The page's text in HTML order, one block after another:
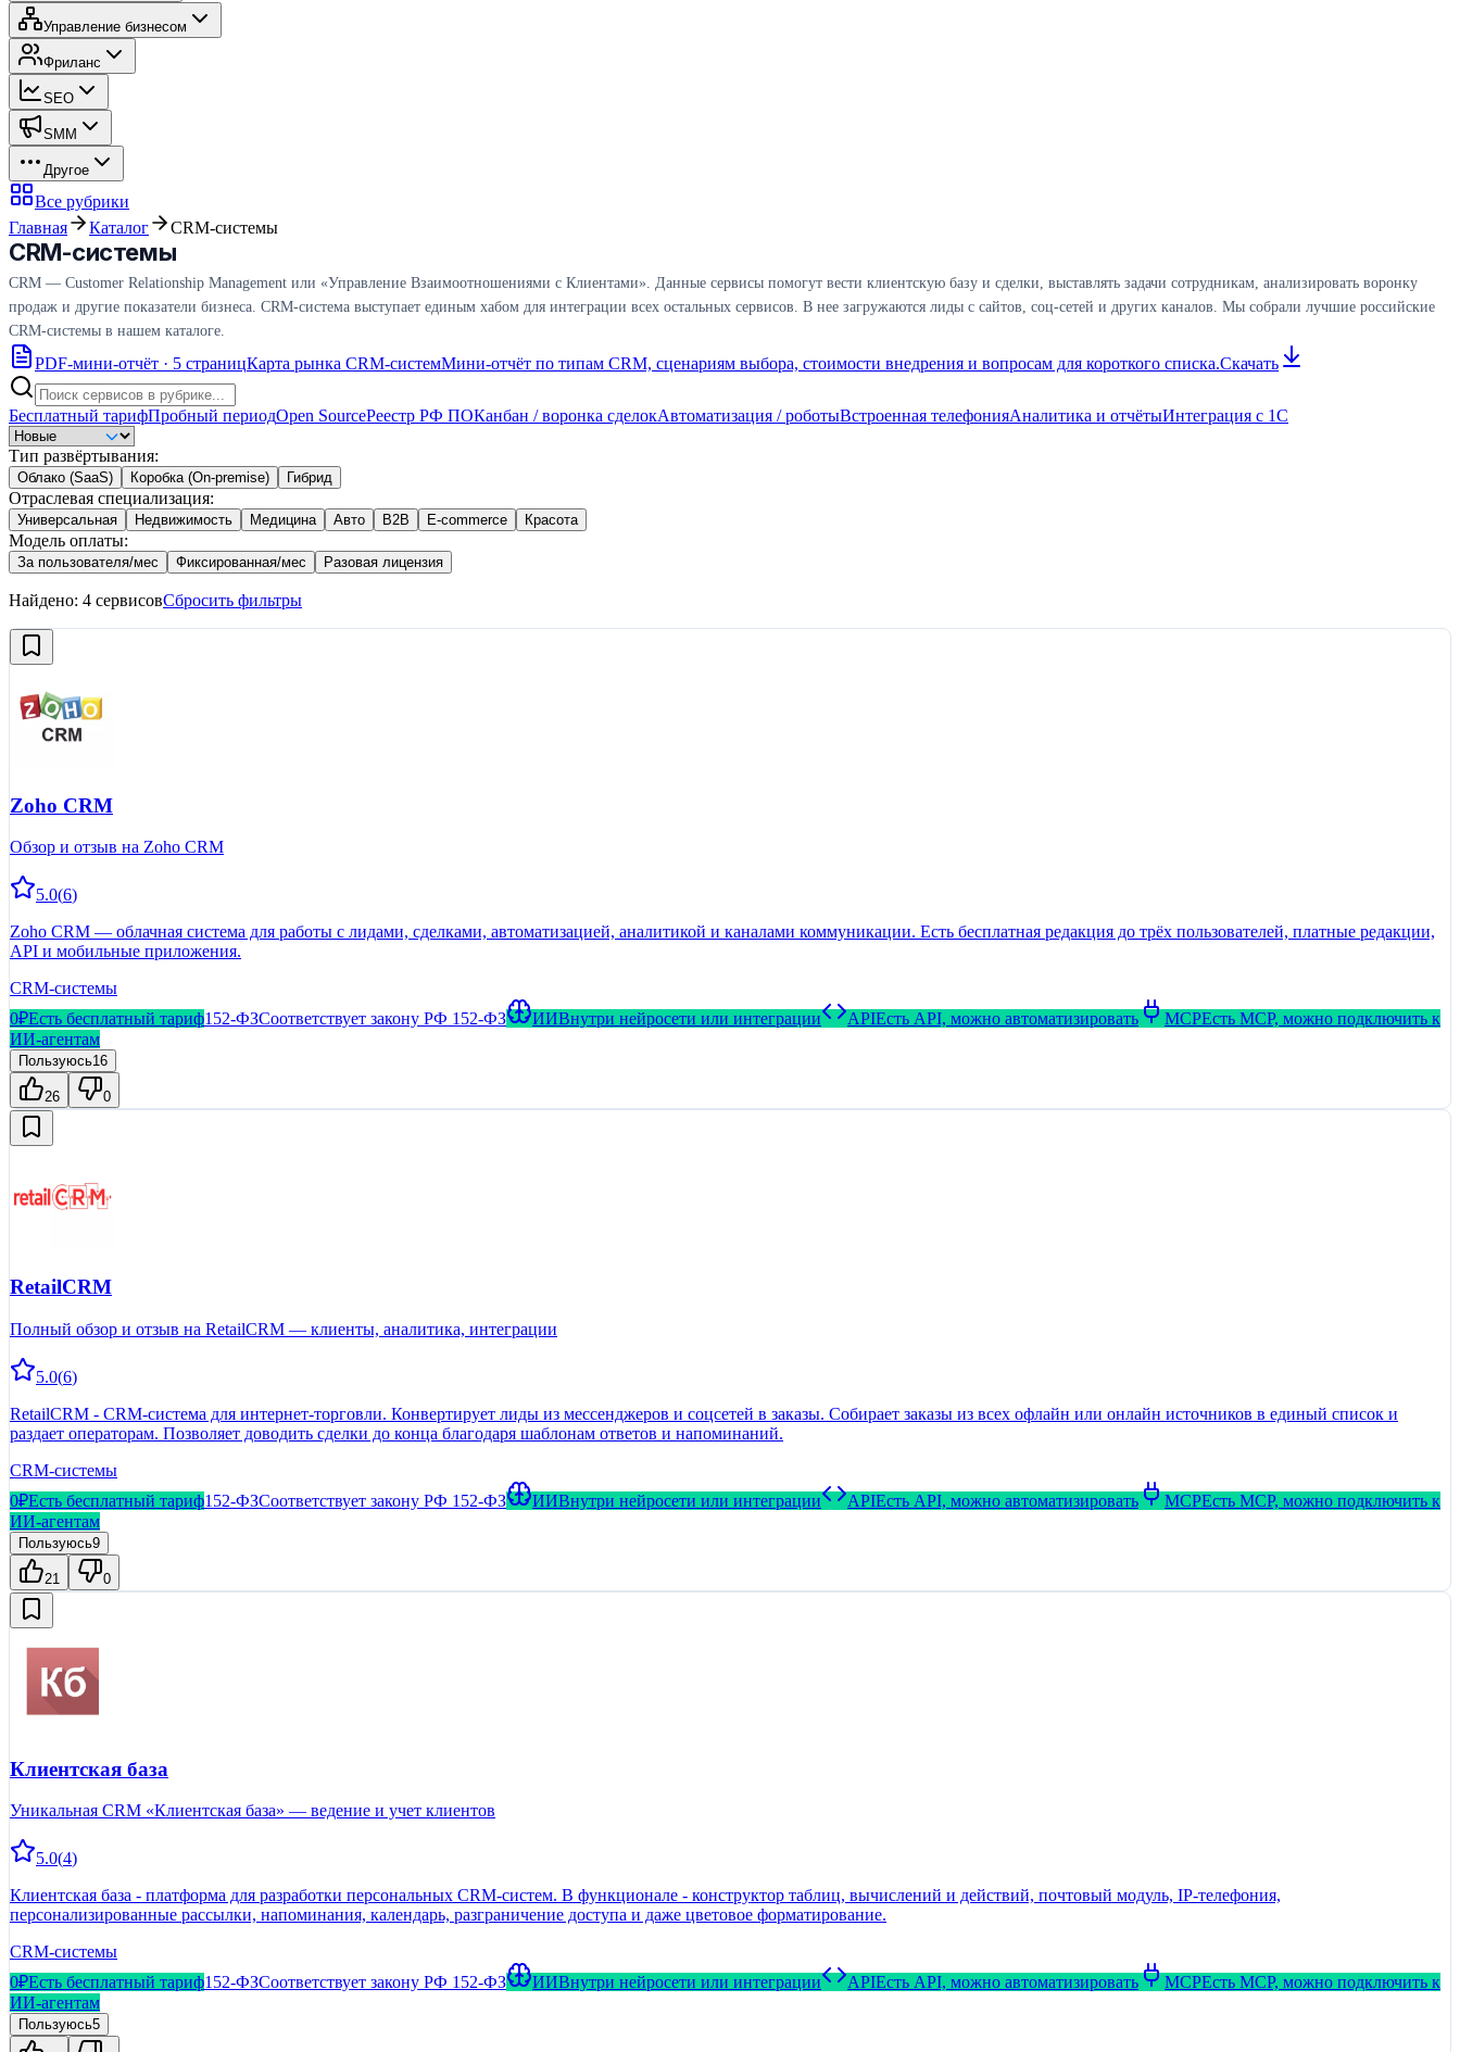
Управление бизнесом
Фриланс
SEO
SMM
Другое
Все рубрики
Главная
Каталог CRM-системы
CRM-системы
CRM — Customer Relationship Management или «Управление Взаимоотношениями с Клиентами». Данные сервисы помогут вести клиентскую базу и сделки, выставлять задачи сотрудникам, анализировать воронку
продаж и другие показатели бизнеса. CRM-система выступает единым хабом для интеграции всех остальных сервисов. В нее загружаются лиды с сайтов, соц-сетей и других каналов. Мы собрали лучшие российские
CRM-системы в нашем каталоге.
PDF-мини-отчёт · 5 страницКарта рынка CRM-системМини-отчёт по типам CRM, сценариям выбора, стоимости внедрения и вопросам для короткого списка.Скачать
Бесплатный тарифПробный периодOpen SourceРеестр РФ ПОКанбан / воронка сделокАвтоматизация / роботыВстроенная телефонияАналитика и отчётыИнтеграция с 1С
Тип развёртывания:
Облако (SaaS) Коробка (On-premise) Гибрид
Отраслевая специализация:
Универсальная Недвижимость Медицина Авто B2B E-commerce Красота
Модель оплаты:
За пользователя/мес Фиксированная/мес Разовая лицензия
Найдено: 4 сервисовСбросить фильтры
Zoho CRM
Обзор и отзыв на Zoho CRM
5.0(6)
Zoho CRM — облачная система для работы с лидами, сделками, автоматизацией, аналитикой и каналами коммуникации. Есть бесплатная редакция до трёх пользователей, платные редакции,
API и мобильные приложения.
CRM-системы
0₽Есть бесплатный тариф152-ФЗСоответствует закону РФ 152-ФЗ ИИВнутри нейросети или интеграции APIЕсть API, можно автоматизировать MCPЕсть MCP, можно подключить к
ИИ-агентам
Пользуюсь16
26 0
RetailCRM
Полный обзор и отзыв на RetailCRM — клиенты, аналитика, интеграции
5.0(6)
RetailCRM - CRM-система для интернет-торговли. Конвертирует лиды из мессенджеров и соцсетей в заказы. Собирает заказы из всех офлайн или онлайн источников в единый список и
раздает операторам. Позволяет доводить сделки до конца благодаря шаблонам ответов и напоминаний.
CRM-системы
0₽Есть бесплатный тариф152-ФЗСоответствует закону РФ 152-ФЗ ИИВнутри нейросети или интеграции APIЕсть API, можно автоматизировать MCPЕсть MCP, можно подключить к
ИИ-агентам
Пользуюсь9
21 0
Клиентская база
Уникальная CRM «Клиентская база» — ведение и учет клиентов
5.0(4)
Клиентская база - платформа для разработки персональных CRM-систем. В функционале - конструктор таблиц, вычислений и действий, почтовый модуль, IP-телефония,
персонализированные рассылки, напоминания, календарь, разграничение доступа и даже цветовое форматирование.
CRM-системы
0₽Есть бесплатный тариф152-ФЗСоответствует закону РФ 152-ФЗ ИИВнутри нейросети или интеграции APIЕсть API, можно автоматизировать MCPЕсть MCP, можно подключить к
ИИ-агентам
Пользуюсь5